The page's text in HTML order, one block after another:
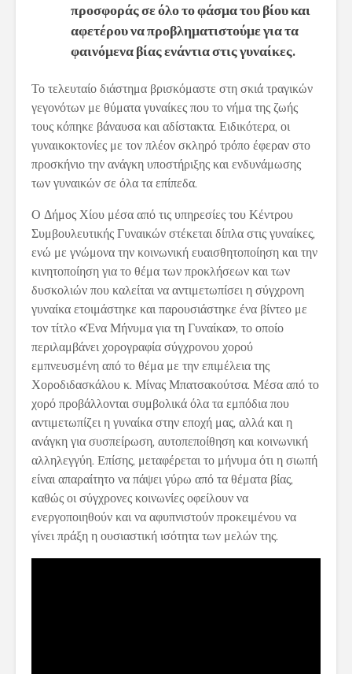
προσφοράς σε όλο το φάσμα του βίου και
αφετέρου να προβληματιστούμε για τα
φαινόμενα βίας ενάντια στις γυναίκες.
Το τελευταίο διάστημα βρισκόμαστε στη σκιά τραγικών
γεγονότων με θύματα γυναίκες που το νήμα της ζωής
τους κόπηκε βάναυσα και αδίστακτα. Ειδικότερα, οι
γυναικοκτονίες με τον πλέον σκληρό τρόπο έφεραν στο
προσκήνιο την ανάγκη υποστήριξης και ενδυνάμωσης
των γυναικών σε όλα τα επίπεδα.
Ο Δήμος Χίου μέσα από τις υπηρεσίες του Κέντρου
Συμβουλευτικής Γυναικών στέκεται δίπλα στις γυναίκες,
ενώ με γνώμονα την κοινωνική ευαισθητοποίηση και την
κινητοποίηση για το θέμα των προκλήσεων και των
δυσκολιών που καλείται να αντιμετωπίσει η σύγχρονη
γυναίκα ετοιμάστηκε και παρουσιάστηκε ένα βίντεο με
τον τίτλο «Ένα Μήνυμα για τη Γυναίκα», το οποίο
περιλαμβάνει χορογραφία σύγχρονου χορού
εμπνευσμένη από το θέμα με την επιμέλεια της
Χοροδιδασκάλου κ. Μίνας Μπατσακούτσα. Μέσα από το
χορό προβάλλονται συμβολικά όλα τα εμπόδια που
αντιμετωπίζει η γυναίκα στην εποχή μας, αλλά και η
ανάγκη για συσπείρωση, αυτοπεποίθηση και κοινωνική
αλληλεγγύη. Επίσης, μεταφέρεται το μήνυμα ότι η σιωπή
είναι απαραίτητο να πάψει γύρω από τα θέματα βίας,
καθώς οι σύγχρονες κοινωνίες οφείλουν να
ενεργοποιηθούν και να αφυπνιστούν προκειμένου να
γίνει πράξη η ουσιαστική ισότητα των μελών της.